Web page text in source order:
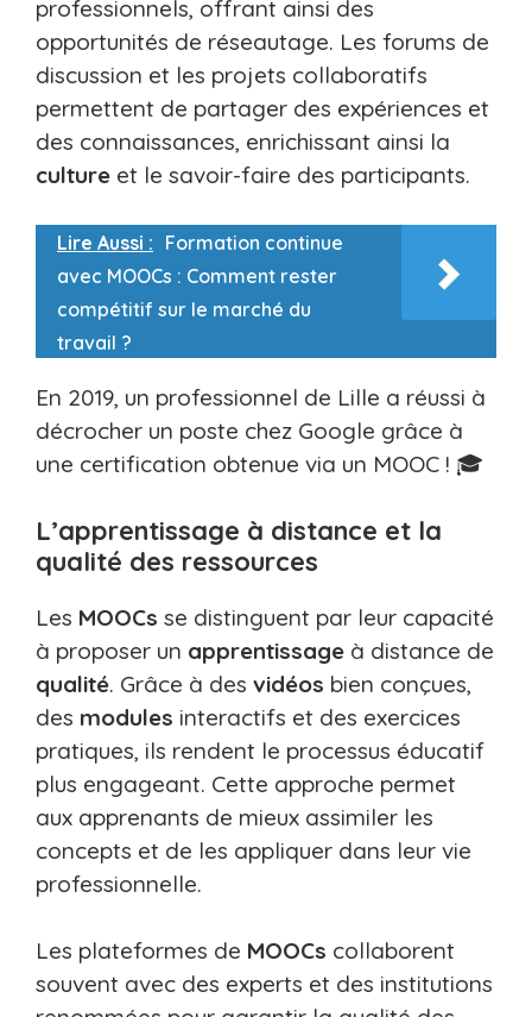
professionnels, offrant ainsi des
opportunités de réseautage. Les forums de
discussion et les projets collaboratifs
permettent de partager des expériences et
des connaissances, enrichissant ainsi la
culture et le savoir-faire des participants.
Lire Aussi : Formation continue
avec MOOCs : Comment rester
compétitif sur le marché du
travail ?
En 2019, un professionnel de Lille a réussi à
décrocher un poste chez Google grâce à
une certification obtenue via un MOOC ! 🎓
L’apprentissage à distance et la
qualité des ressources
Les MOOCs se distinguent par leur capacité
à proposer un apprentissage à distance de
qualité. Grâce à des vidéos bien conçues,
des modules interactifs et des exercices
pratiques, ils rendent le processus éducatif
plus engageant. Cette approche permet
aux apprenants de mieux assimiler les
concepts et de les appliquer dans leur vie
professionnelle.
Les plateformes de MOOCs collaborent
souvent avec des experts et des institutions